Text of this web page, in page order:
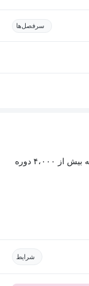
سرفصل‌ها
با خرید اشتراک مکتب‌پلاس، علاوه بر این دوره، به بیش از ۴،۰۰۰ دوره
شرایط